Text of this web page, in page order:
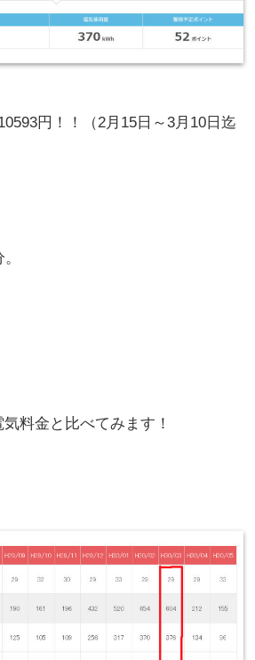
円！！（2月15日～3月10日迄
料金と比べてみます！